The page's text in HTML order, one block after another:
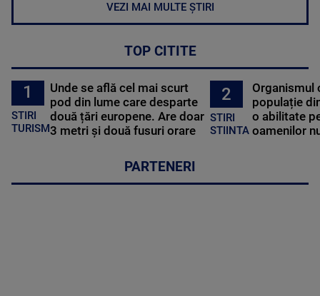
VEZI MAI MULTE ȘTIRI
TOP CITITE
1
STIRI
TURISM
Unde se află cel mai scurt
pod din lume care desparte
două țări europene. Are doar
3 metri și două fusuri orare
2
STIRI
STIINTA
Organismul
populație
o abilitate
oamenilor
PARTENERI